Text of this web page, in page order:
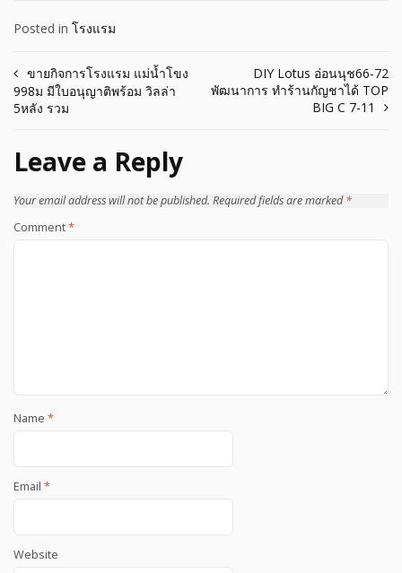
Posted in โรงแรม
Post
navigation
ขายกิจการโรงแรม แม่น้ำโขง
998ม มีใบอนุญาติพร้อม วิลล่า
5หลัง รวม
DIY Lotus อ่อนนุช66-72
พัฒนาการ ทำร้านกัญชาได้ TOP
BIG C 7-11
Leave a Reply
Your email address will not be published. Required fields are marked*
Comment*
Name *
Email *
Website